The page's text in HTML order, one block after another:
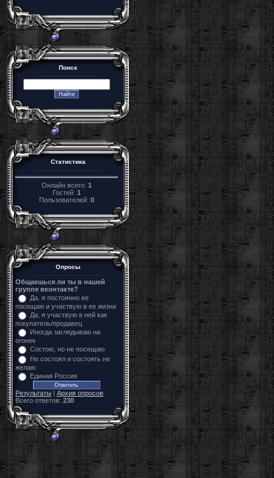
Поиск
Статистика
Онлайн всего: 1
Гостей: 1
Пользователей: 0
Опросы
Общаешься ли ты в нашей
группе вконтакте?
Да, я постоянно ее
посещаю и участвую в ее жизни
Да, я участвую в ней как
покупатель/продавец
Иногда заглядываю на
огонек
Состою, но не посещаю
Не состоял и состоять не
желаю
Единая Россия
Результаты | Архив опросов
Всего ответов: 230